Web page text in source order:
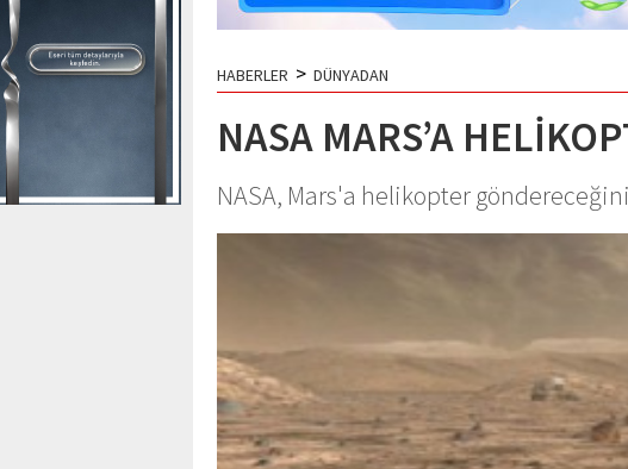
HABERLER > DÜNYADAN
NASA MARS’A
NASA, Mars'a helikopter göndereceğini